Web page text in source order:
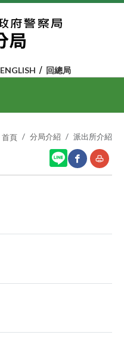
ENGLISH 回總局
首頁 分局介紹 派出所介紹
facebook